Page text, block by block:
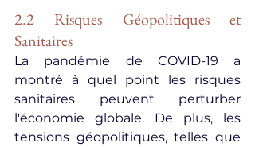
2.2 Risques Géopolitiques et
Sanitaires
La pandémie de COVID-19 a
montré à quel point les risques
sanitaires peuvent perturber
l'économie globale. De plus, les
tensions géopolitiques, telles que